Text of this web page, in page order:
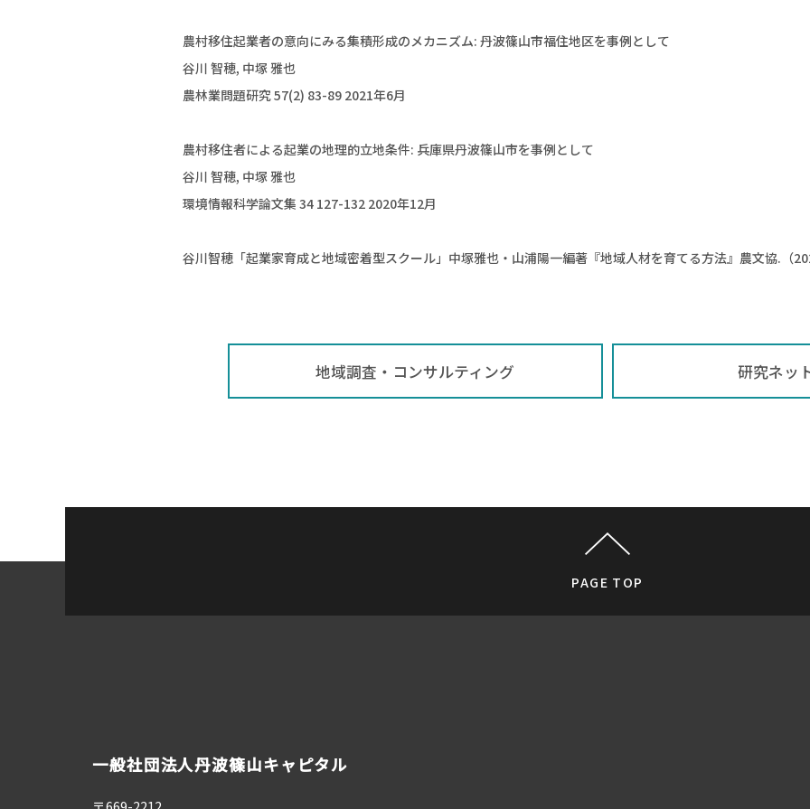
農村移住起業者の意向にみる集積形成のメカニズム: 丹波篠山市福住地区を事例として
谷川 智穂, 中塚 雅也
農林業問題研究 57(2) 83-89 2021年6月
農村移住者による起業の地理的立地条件: 兵庫県丹波篠山市を事例として
谷川 智穂, 中塚 雅也
環境情報科学論文集 34 127-132 2020年12月
谷川智穂「起業家育成と地域密着型スクール」中塚雅也・山浦陽一編著『地域人材を育てる方法』農文協.（
地域調査・コンサルティング 研究ネッ
PAGE TOP
一般社団法人丹波篠山キャピタル